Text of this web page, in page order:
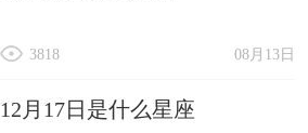
08月13日
3818
12月17日是什么星座